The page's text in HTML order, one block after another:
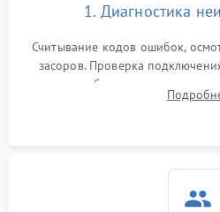
1. Диагностика
Считывание кодов ошибок,
засоров. Проверка
жалоб на отсутствие
разбрызгивателей или